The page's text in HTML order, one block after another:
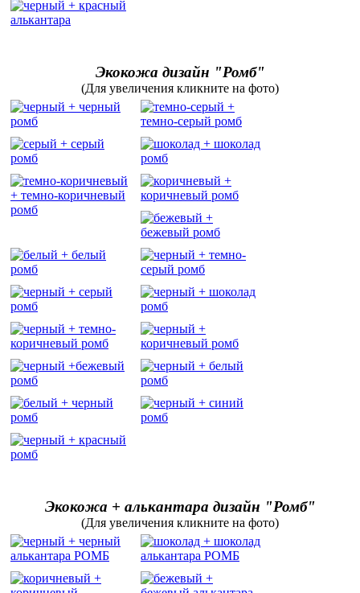
Экокожа дизайн "Ромб"
(Для увеличения кликните на фото)
Экокожа + алькантара дизайн "Ромб"
(Для увеличения кликните на фото)